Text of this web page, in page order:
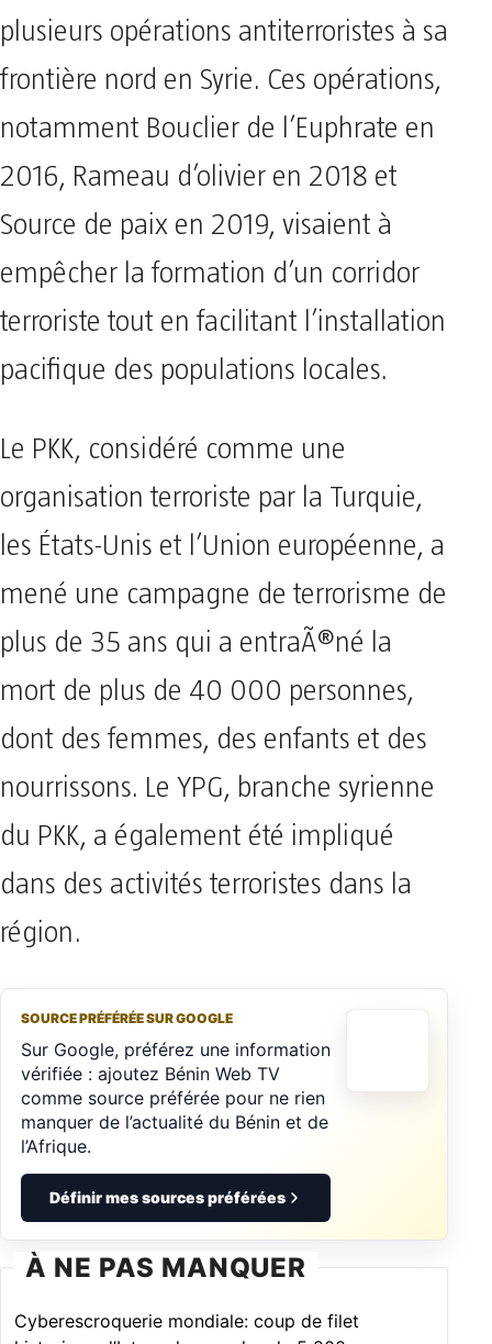
plusieurs opérations antiterroristes à sa
frontière nord en Syrie. Ces opérations,
notamment Bouclier de l’Euphrate en
2016, Rameau d’olivier en 2018 et
Source de paix en 2019, visaient à
empêcher la formation d’un corridor
terroriste tout en facilitant l’installation
pacifique des populations locales.
Le PKK, considéré comme une
organisation terroriste par la Turquie,
les États-Unis et l’Union européenne, a
mené une campagne de terrorisme de
plus de 35 ans qui a entraÃ®né la
mort de plus de 40 000 personnes,
dont des femmes, des enfants et des
nourrissons. Le YPG, branche syrienne
du PKK, a également été impliqué
dans des activités terroristes dans la
région.
SOURCE PRÉFÉRÉE SUR GOOGLE
Sur Google, préférez une information
vérifiée : ajoutez Bénin Web TV
comme source préférée pour ne rien
manquer de l’actualité du Bénin et de
l’Afrique.
Définir mes sources préférées
À NE PAS MANQUER
Cyberescroquerie mondiale: coup de filet